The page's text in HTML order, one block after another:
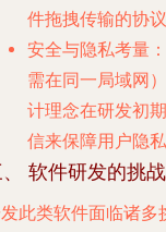
件拖拽传输的协
安全与隐私考量
需在同一局域网
计理念在研发初
信来保障用户隐私
软件研发的挑
此类软件面临诸多